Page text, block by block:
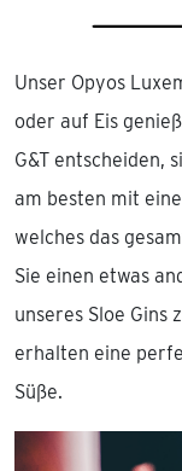
Unser Opyos
oder auf Eis
G&T entscheiden,
am besten mit
welches das
Sie einen etwas
unseres Sloe Gins
erhalten eine
Süße.